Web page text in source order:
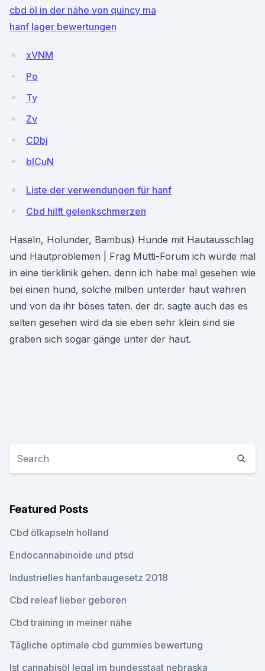
cbd öl in der nähe von quincy ma
hanf lager bewertungen
xVNM
Po
Ty
Zv
CDbj
blCuN
Liste der verwendungen für hanf
Cbd hilft gelenkschmerzen
Haseln, Holunder, Bambus) Hunde mit Hautausschlag
und Hautproblemen | Frag Mutti-Forum ich würde mal
in eine tierklinik gehen. denn ich habe mal gesehen wie
bei einen hund, solche milben unterder haut wahren
und von da ihr böses taten. der dr. sagte auch das es
selten gesehen wird da sie eben sehr klein sind sie
graben sich sogar gänge unter der haut.
Featured Posts
Cbd ölkapseln holland
Endocannabinoide und ptsd
Industrielles hanfanbaugesetz 2018
Cbd releaf lieber geboren
Cbd training in meiner nähe
Tägliche optimale cbd gummies bewertung
Ist cannabisöl legal im bundesstaat nebraska